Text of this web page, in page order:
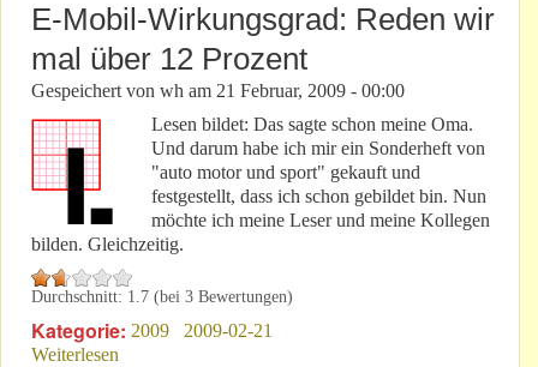
Sachbearbeiter oder "Rechenknechte"?
E-Mobil-Wirkungsgrad: Reden wir
mal über 12 Prozent
Gespeichert von wh am 21 Februar, 2009 - 00:00
Lesen bildet: Das sagte schon meine Oma.
Und darum habe ich mir ein Sonderheft von
"auto motor und sport" gekauft und
festgestellt, dass ich schon gebildet bin. Nun
möchte ich meine Leser und meine Kollegen
bilden. Gleichzeitig.
Durchschnitt: 1.7 (bei 3 Bewertungen)
Kategorie: 2009
2009-02-21
Weiterlesen